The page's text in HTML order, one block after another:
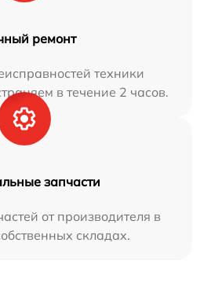
ремонт
техники
в течение 2 часов.
запчасти
от производителя в
складах.